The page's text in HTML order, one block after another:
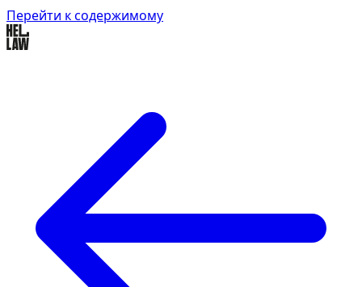
Перейти к содержимому